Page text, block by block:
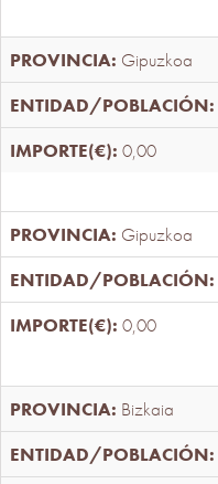
Gipuzkoa
0,00
Gipuzkoa
0,00
Bizkaia